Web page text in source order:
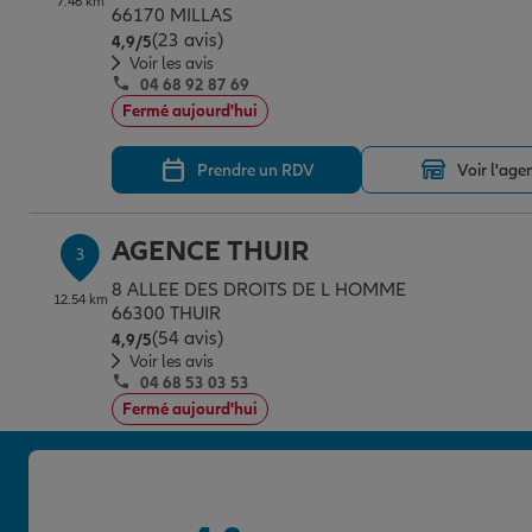
66170 MILLAS
4,9/5Note de 4.9 sur 5
(23 avis)
Voir les avis
04 68 92 87 69
Fermé aujourd'hui
Prendre un RDV Voir
3
12.54 km
AGENCE THUIR
8 ALLEE DES DROITS DE L HOMME
66300 THUIR
4,9/5Note de 4.9 sur 5
(54 avis)
Voir les avis
04 68 53 03 53
Fermé aujourd'hui